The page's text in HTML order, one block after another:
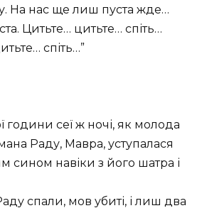
На нас ще лиш пуста жде…
Цитьте… цитьте… спіть…
спіть…”
години сеї ж ночі, як молода
Раду, Мавра, уступалася
сином навіки з його шатра і
спали, мов убиті, і лиш два